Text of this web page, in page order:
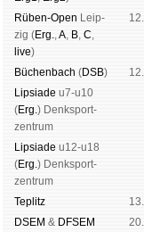
Rüben-Open Leip­
zig (Erg.,A, B, C,
live)
Büchen­bach (DSB)
Lipsiade u7-u10
(Erg.) Denk­sport­
zen­trum
Lipsiade u12-u18
(Erg.) Denk­sport­
zen­trum
Tep­litz
DSEM & DFSEM